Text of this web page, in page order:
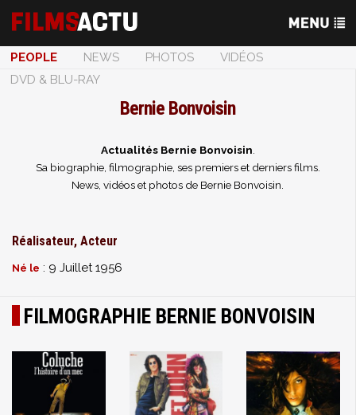
PEOPLE NEWS PHOTOS
VIDÉOS
DVD & BLU-RAY
Bernie Bonvoisin
Actualités Bernie Bonvoisin
Sa biographie, filmographie, ses premiers et derniers films.
News, vidéos et photos de Bernie Bonvoisin.
Réalisateur, Acteur
Né le : 9 Juillet 1956
FILMOGRAPHIE BERNIE BONVOISIN